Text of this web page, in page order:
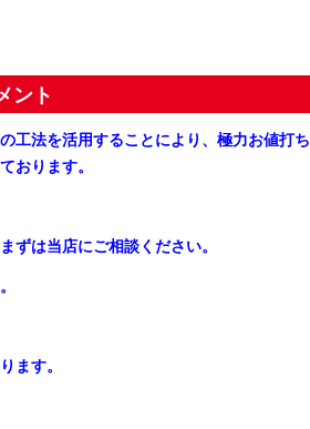
ント
工法を活用することにより、極力お値打
おります。
ずは当店にご相談ください。
ます。